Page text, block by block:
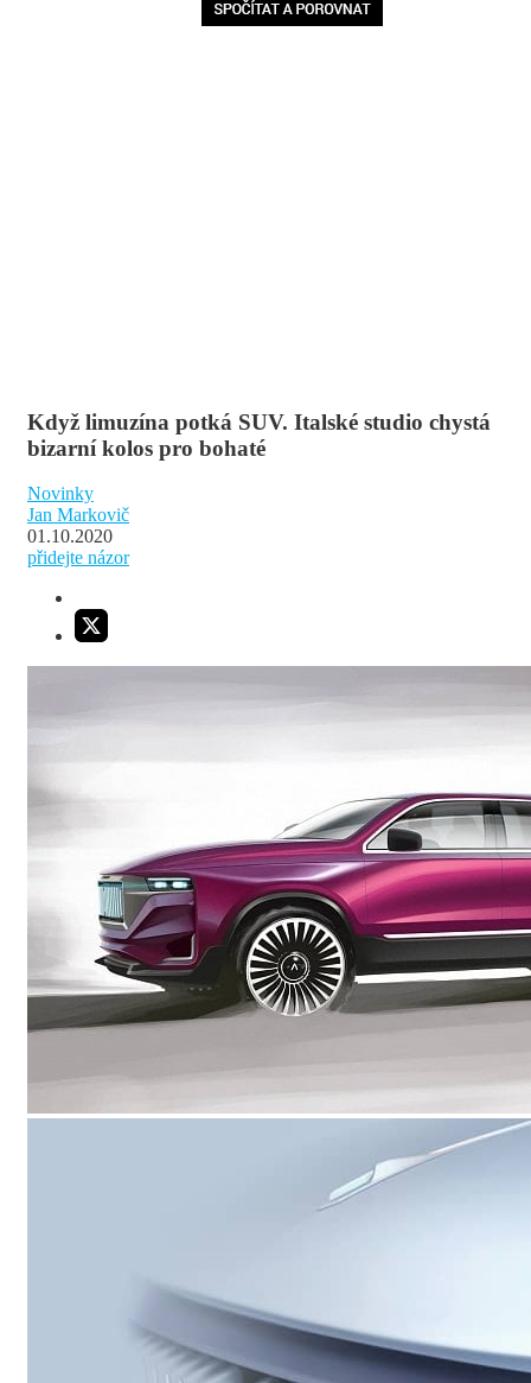
Když limuzína potká SUV. Italské studio chystá
bizarní kolos pro bohaté
Novinky
Jan Markovič
01.10.2020
přidejte názor